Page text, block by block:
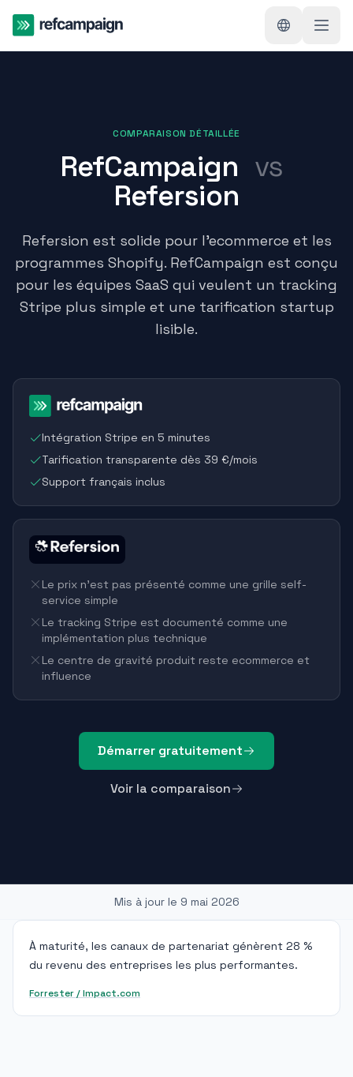
COMPARAISON DÉTAILLÉE
RefCampaign vs
Refersion
Refersion est solide pour l'ecommerce et les
programmes Shopify. RefCampaign est conçu
pour les équipes SaaS qui veulent un tracking
Stripe plus simple et une tarification startup
lisible.
Intégration Stripe en 5 minutes
Tarification transparente dès 39 €/mois
Support français inclus
Le prix n'est pas présenté comme une grille self-
service simple
Le tracking Stripe est documenté comme une
implémentation plus technique
Le centre de gravité produit reste ecommerce et
influence
Démarrer gratuitement
Voir la comparaison
Mis à jour le 9 mai 2026
À maturité, les canaux de partenariat génèrent 28 %
du revenu des entreprises les plus performantes.
Forrester / Impact.com